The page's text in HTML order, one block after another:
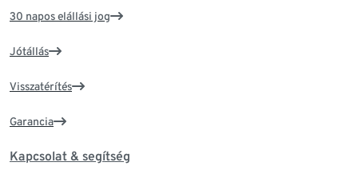
30 napos elállási jog
Jótállás
Visszatérítés
Garancia
Kapcsolat & segítség